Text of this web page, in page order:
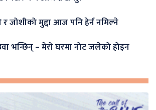
जोशीको मुद्दा आज पनि हेर्न नमिल्ने
भन्छिन् – मेरो घरमा नोट जलेको होइन